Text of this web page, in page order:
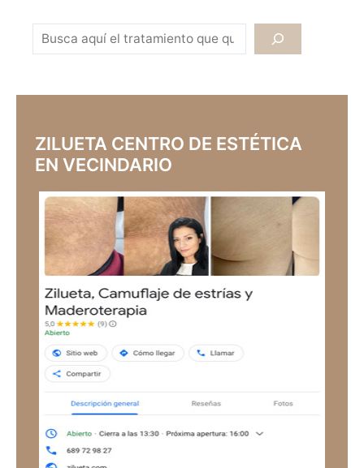
¿Sabes qué tratamiento
ZILUETA CENTRO DE ESTÉTICA
EN VECINDARIO